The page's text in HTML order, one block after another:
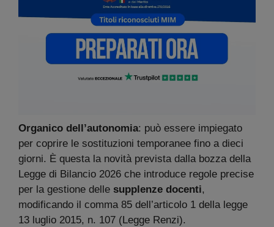
Organico dell’autonomia: può essere impiegato
per coprire le sostituzioni temporanee fino a dieci
giorni. È questa la novità prevista dalla bozza della
Legge di Bilancio 2026 che introduce regole precise
per la gestione delle supplenze docenti,
modificando il comma 85 dell’articolo 1 della legge
13 luglio 2015, n. 107 (Legge Renzi).